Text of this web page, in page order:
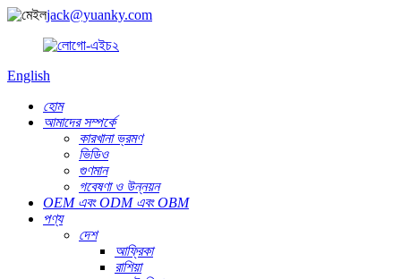
jack@yuanky.com
English
হোম
আমাদের সম্পর্কে
কারখানা ভ্রমণ
ভিডিও
গুণমান
গবেষণা ও উন্নয়ন
OEM এবং ODM এবং OBM
পণ্য
দেশ
আফ্রিকা
রাশিয়া